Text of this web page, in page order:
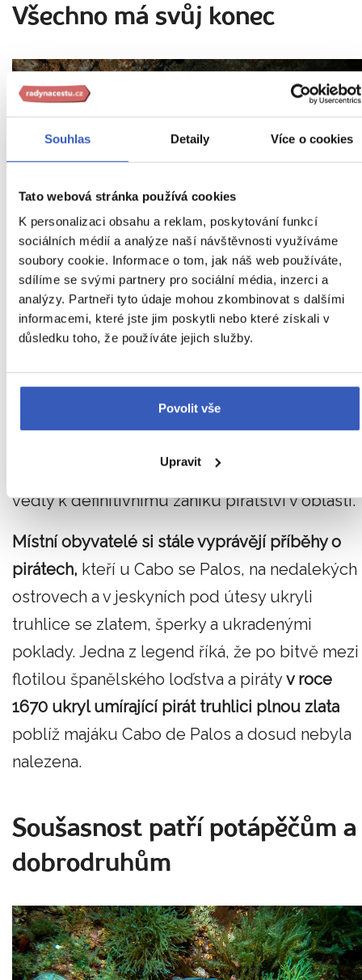
Souhlas Detaily Více o cookies
Tato webová stránka používá cookies
K personalizaci obsahu a reklam, poskytování funkcí
sociálních médií a analýze naší návštěvnosti využíváme
soubory cookie. Informace o tom, jak náš web používáte,
sdílíme se svými partnery pro sociální média, inzerci a
analýzy. Partneři tyto údaje mohou zkombinovat s dalšími
informacemi, které jste jim poskytli nebo které získali v
důsledku toho, že používáte jejich služby.
Povolit vše
Upravit
Všechno má svůj konec
V jeskyních mají být ukryty poklady
evropské dominance ve Středozemním moři v
18. a 19. století pirátské nájezdy postupně
kolonizace severní Afriky Francií a Španělskem
vedly k definitivnímu zániku pirátství v oblasti.
Místní obyvatelé si stále vyprávějí příběhy o
pirátech, kteří u Cabo se Palos, na nedalekých
ostrovech a v jeskyních pod útesy ukryli
truhlice se zlatem, šperky a ukradenými
poklady. Jedna z legend říká, že po bitvě mezi
flotilou španělského loďstva a pirátyv roce
1670 ukryl umírající pirát truhlici plnou zlata
poblíž majáku Cabo de Palos a dosud nebyla
nalezena.
Soušasnost patří potápěčům a
dobrodruhům